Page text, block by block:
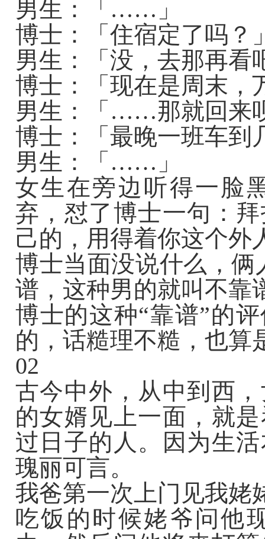
男生：「……」
博士：「住宿定了吗？
男生：「没，去那再看
博士：「现在是周末，
男生：「……那就回来
博士：「最晚一班车到
男生：「……」
女生在旁边听得一脸
弃，怼了博士一句：
己的，用得着你这个外
博士当面没说什么，
谱，这种男的就叫不靠
博士的这种“靠谱”的
的，话糙理不糙，也算
02
古今中外，从中到西
的女婿见上一面，就
过日子的人。因为生
瑰丽可言。
我爸第一次上门见我姥
吃饭的时候姥爷问他